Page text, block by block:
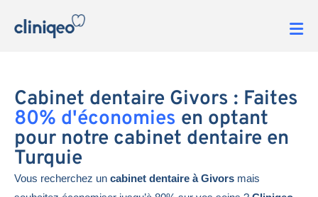
Cabinet dentaire Givors : Faites
80% d'économies en optant
pour notre cabinet dentaire en
Turquie
Vous recherchez un cabinet dentaire à Givors mais